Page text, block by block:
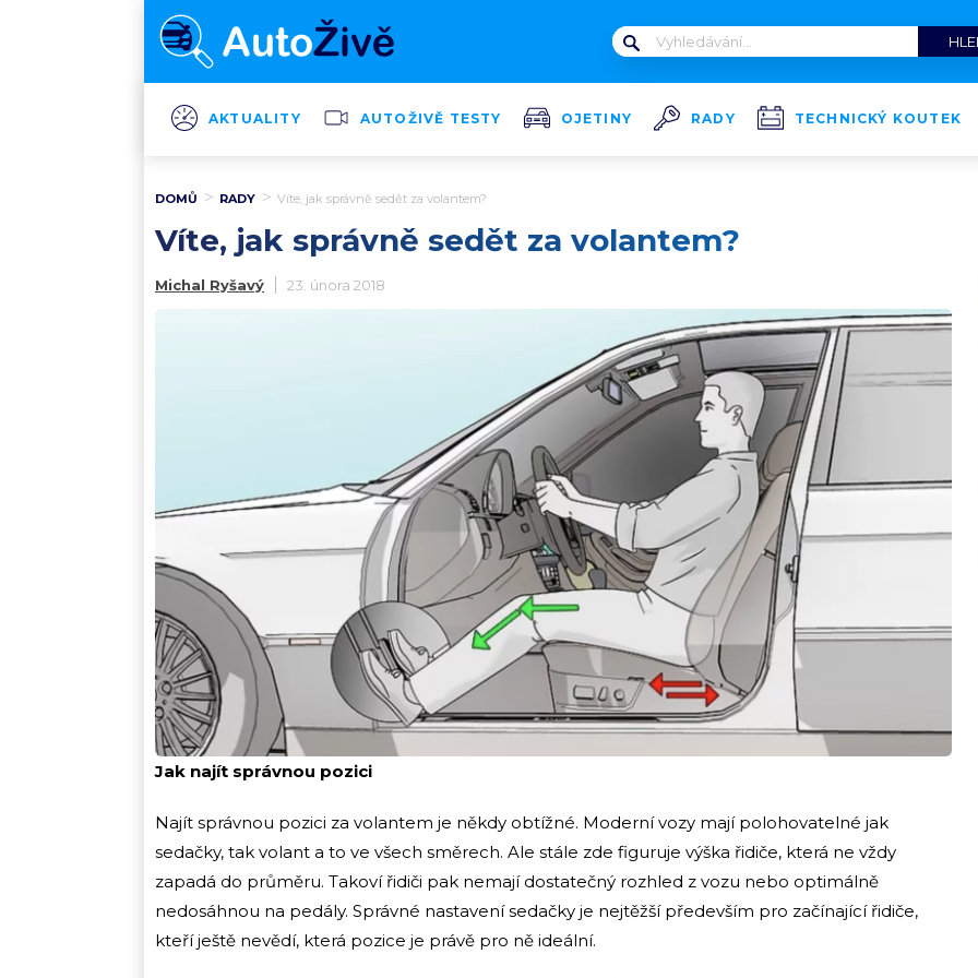
AKTUALITY AUTOŽIVĚ TESTY OJETINY RADY TECHNICKÝ KOUTEK
DOMŮ RADY Víte, jak správně sedět za volantem?
Víte, jak správně sedět za volantem?
Michal Ryšavý 23. února 2018
Jak najít správnou pozici
Najít správnou pozici za volantem je někdy obtížné. Moderní vozy mají polohovatelné jak
sedačky, tak volant a to ve všech směrech. Ale stále zde figuruje výška řidiče, která ne vždy
zapadá do průměru. Takoví řidiči pak nemají dostatečný rozhled z vozu nebo optimálně
nedosáhnou na pedály. Správné nastavení sedačky je nejtěžší především pro začínající řidiče,
kteří ještě nevědí, která pozice je právě pro ně ideální.